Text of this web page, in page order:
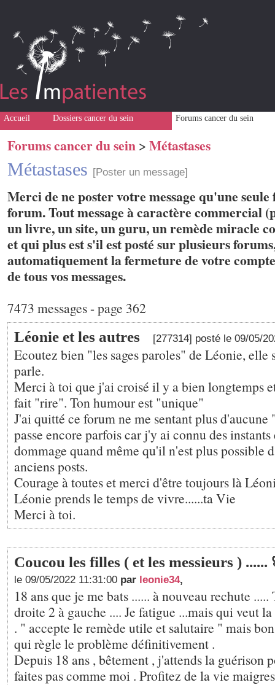
Accueil Dossiers cancer du sein Forums cancer du sein
Forums cancer du sein > Métastases
Métastases [Poster un message]
Merci de ne poster votre message qu'une seule
forum. Tout message à caractère commercial
un livre, un site, un guru, un remède miracle
et qui plus est s'il est posté sur plusieurs
automatiquement la fermeture de votre
de tous vos messages.
7473 messages - page 362
Léonie et les autres [277314] posté le 09/05/
Ecoutez bien "les sages paroles" de Léonie, elle
parle.
Merci à toi que j'ai croisé il y a bien longtemps
fait "rire". Ton humour est "unique"
J'ai quitté ce forum ne me sentant plus
passe encore parfois car j'y ai connu des
dommage quand même qu'il n'est plus possible
anciens posts.
Courage à toutes et merci d'être toujours là
Léonie prends le temps de vivre......ta Vie
Merci à toi.
Coucou les filles ( et les messieurs )
le 09/05/2022 11:31:00 par leonie34,
18 ans que je me bats ...... à nouveau rechute .....
droite 2 à gauche .... Je fatigue ...mais qui veut
. " accepte le remède utile et salutaire " mais
qui règle le problème définitivement .
Depuis 18 ans , bêtement , j'attends la guérison
faites pas comme moi . Profitez de la vie